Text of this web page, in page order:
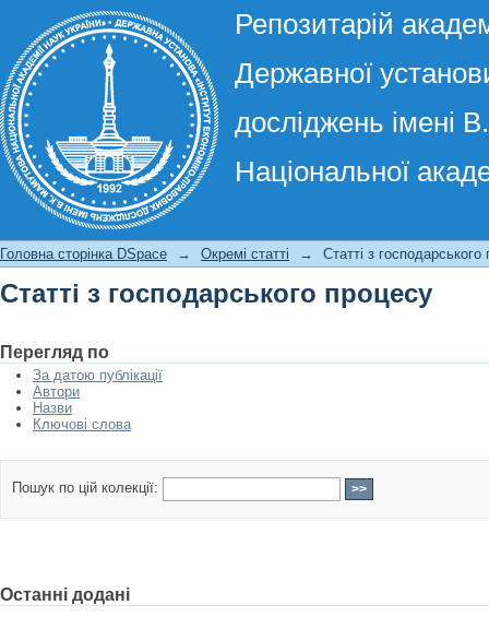
Репозитарій
Державної
досліджень імені
Національної
Статті з господарського процесу
Головна сторінка DSpace → Окремі статті → Статті з господарського
Статті з господарського процесу
Перегляд по
За датою публікації
Автори
Назви
Ключові слова
Пошук по цій колекції:
Останні додані